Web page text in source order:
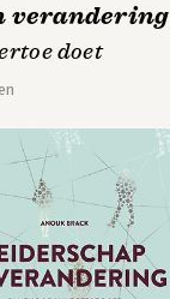
verandering
doet